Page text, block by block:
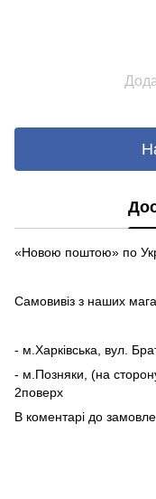
«Новою поштою» по
Самовивіз з наших
- м.Харківська, вул.
- м.Позняки, (на
2поверх
В коментарі до